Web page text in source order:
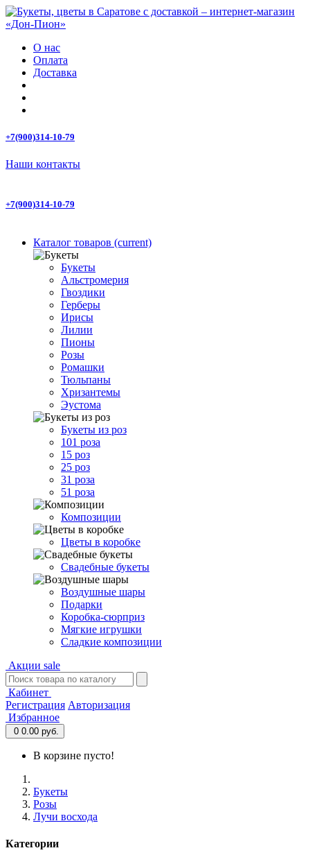
О нас
Оплата
Доставка
+7(900)314-10-79
Наши контакты
+7(900)314-10-79
Каталог товаров (current)
Букеты
Альстромерия
Гвоздики
Герберы
Ирисы
Лилии
Пионы
Розы
Ромашки
Тюльпаны
Хризантемы
Эустома
Букеты из роз
101 роза
15 роз
25 роз
31 роза
51 роза
Композиции
Цветы в коробке
Свадебные букеты
Воздушные шары
Подарки
Коробка-сюрприз
Мягкие игрушки
Сладкие композиции
Акции sale
Кабинет
Регистрация Авторизация
Избранное
0 0.00 руб.
В корзине пусто!
Букеты
Розы
Лучи восхода
Категории